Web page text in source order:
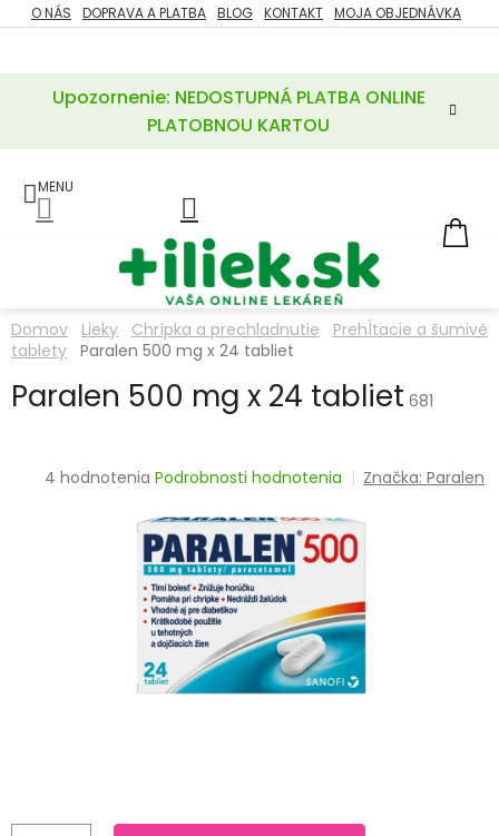
Prejsť
na
Upozornenie: NEDOSTUPNÁ PLATBA ONLINE
PLATOBNOU KARTOU
O NÁS DOPRAVA A PLATBA BLOG KONTAKT MOJA OBJEDNÁVKA
ZĽAVY
POTREBY
A
LIEKY
VITAMÍNY
MINERÁLY
DERMATOLÓGIA
ZDRAVOTNÍCKE
Domov Lieky Chrípka a prechladnutie
Prehĺtacie a šumivé
tablety Paralen 500 mg x 24 tabliet
Paralen 500 mg x 24 tabliet 681
Priemerné
4 hodnotenia Podrobnosti hodnotenia Značka:Paralen